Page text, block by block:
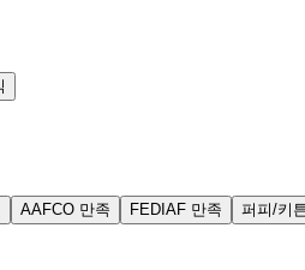
AAFCO 만족 FEDIAF 만족 퍼피/키